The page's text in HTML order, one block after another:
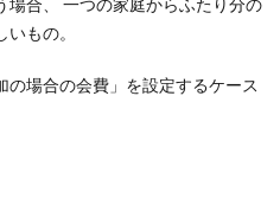
場合、 一つの家庭からふたり分の
もの。
場合の会費」を設定するケース